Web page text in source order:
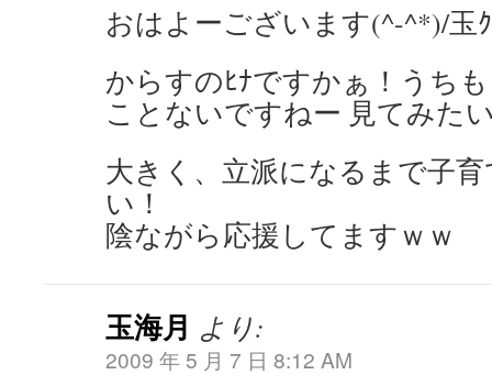
おはよーございます(^-^*)/玉
からすのﾋﾅですかぁ！うち
ことないですねー 見てみた
大きく、立派になるまで子
い！
陰ながら応援してますｗｗ
玉海月 より:
2009 年 5 月 7 日 8:12 AM